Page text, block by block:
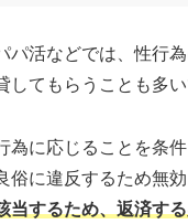
パ活などでは、性行為
してもらうことも多い
為に応じることを条
俗に違反するため無効
当するため、返済す